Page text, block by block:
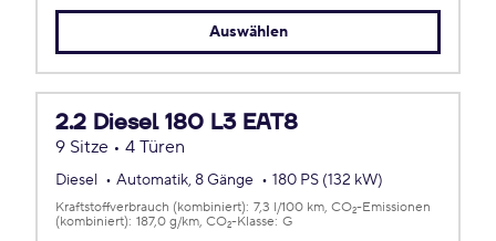
Auswählen
2.2 Diesel 180 L3 EAT8
9 Sitze • 4 Türen
Diesel Automatik, 8 Gänge 180 PS (132 kW)
Kraftstoffverbrauch (kombiniert): 7,3 l/100 km CO2-Emissionen
(kombiniert): 187,0 g/km CO2-Klasse: G